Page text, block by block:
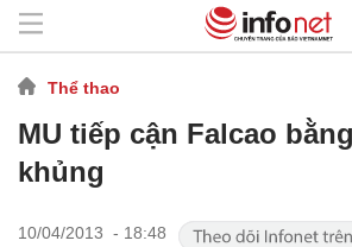
Thể thao
MU tiếp cận Falcao
khủng
10/04/2013 - 18:48